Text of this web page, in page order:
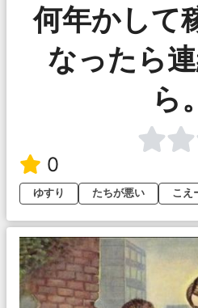
何年かして
なったら
ら。
0
ゆすり
たちが悪い こえ